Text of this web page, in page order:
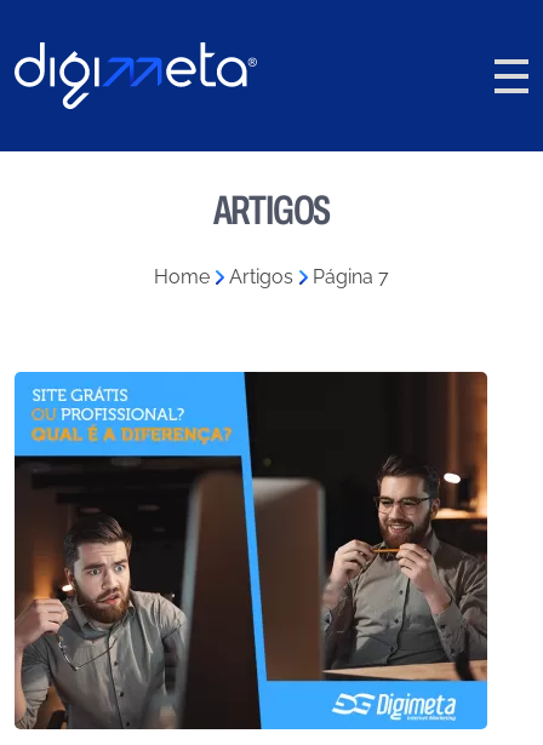
ARTIGOS
Home » Artigos » Página 7